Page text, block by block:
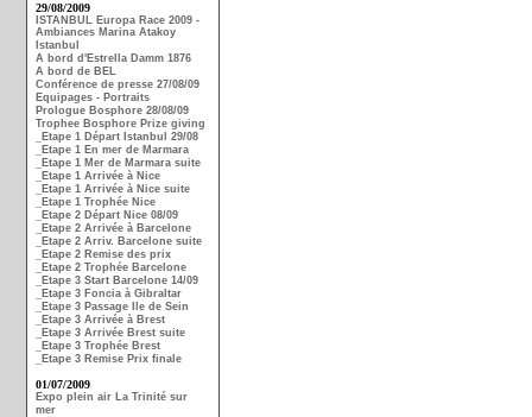
29/08/2009
ISTANBUL Europa Race 2009 -
Ambiances Marina Atakoy
Istanbul
A bord d'Estrella Damm 1876
A bord de BEL
Conférence de presse 27/08/09
Equipages - Portraits
Prologue Bosphore 28/08/09
Trophee Bosphore Prize giving
_Etape 1 Départ Istanbul 29/08
_Etape 1 En mer de Marmara
_Etape 1 Mer de Marmara suite
_Etape 1 Arrivée à Nice
_Etape 1 Arrivée à Nice suite
_Etape 1 Trophée Nice
_Etape 2 Départ Nice 08/09
_Etape 2 Arrivée à Barcelone
_Etape 2 Arriv. Barcelone suite
_Etape 2 Remise des prix
_Etape 2 Trophée Barcelone
_Etape 3 Start Barcelone 14/09
_Etape 3 Foncia à Gibraltar
_Etape 3 Passage Ile de Sein
_Etape 3 Arrivée à Brest
_Etape 3 Arrivée Brest suite
_Etape 3 Trophée Brest
_Etape 3 Remise Prix finale
01/07/2009
Expo plein air La Trinité sur
mer